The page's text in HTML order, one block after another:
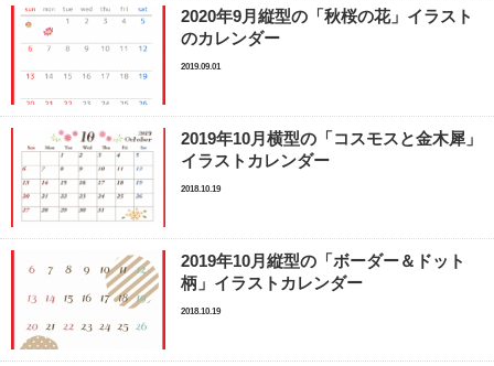
2020年9月縦型の「秋桜の花」イラスト
のカレンダー
2019.09.01
2019年10月横型の「コスモスと金木犀」
イラストカレンダー
2018.10.19
2019年10月縦型の「ボーダー＆ドット
柄」イラストカレンダー
2018.10.19